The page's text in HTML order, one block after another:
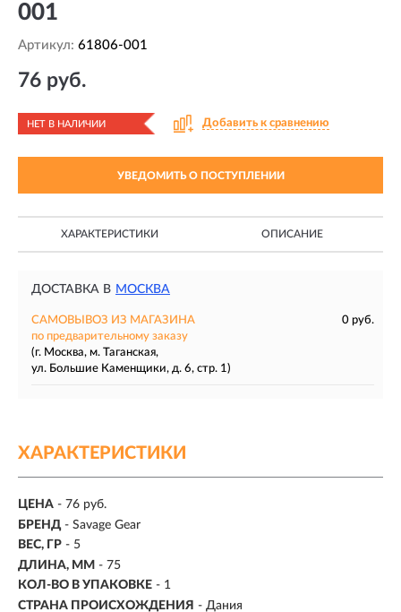
001
Артикул: 61806-001
76 руб.
НЕТ В НАЛИЧИИ Добавить к сравнению
УВЕДОМИТЬ О ПОСТУПЛЕНИИ
ХАРАКТЕРИСТИКИ ОПИСАНИЕ
ДОСТАВКА В МОСКВА
САМОВЫВОЗ ИЗ МАГАЗИНА
0 руб.
по предварительному заказу
(г. Москва, м. Таганская,
ул. Большие Каменщики, д. 6, стр. 1)
ХАРАКТЕРИСТИКИ
ЦЕНА - 76 руб.
БРЕНД - Savage Gear
ВЕС, ГР - 5
ДЛИНА, ММ - 75
КОЛ-ВО В УПАКОВКЕ - 1
СТРАНА ПРОИСХОЖДЕНИЯ - Дания